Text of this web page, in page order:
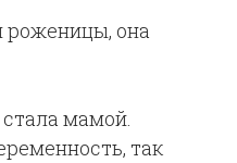
роженицы, она
мамой.
так